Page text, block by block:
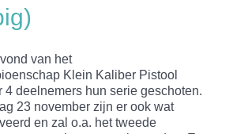
van het
Klein Kaliber Pistool
4 deelnemers hun serie geschoten.
23 november zijn er ook wat
en zal o.a. het tweede